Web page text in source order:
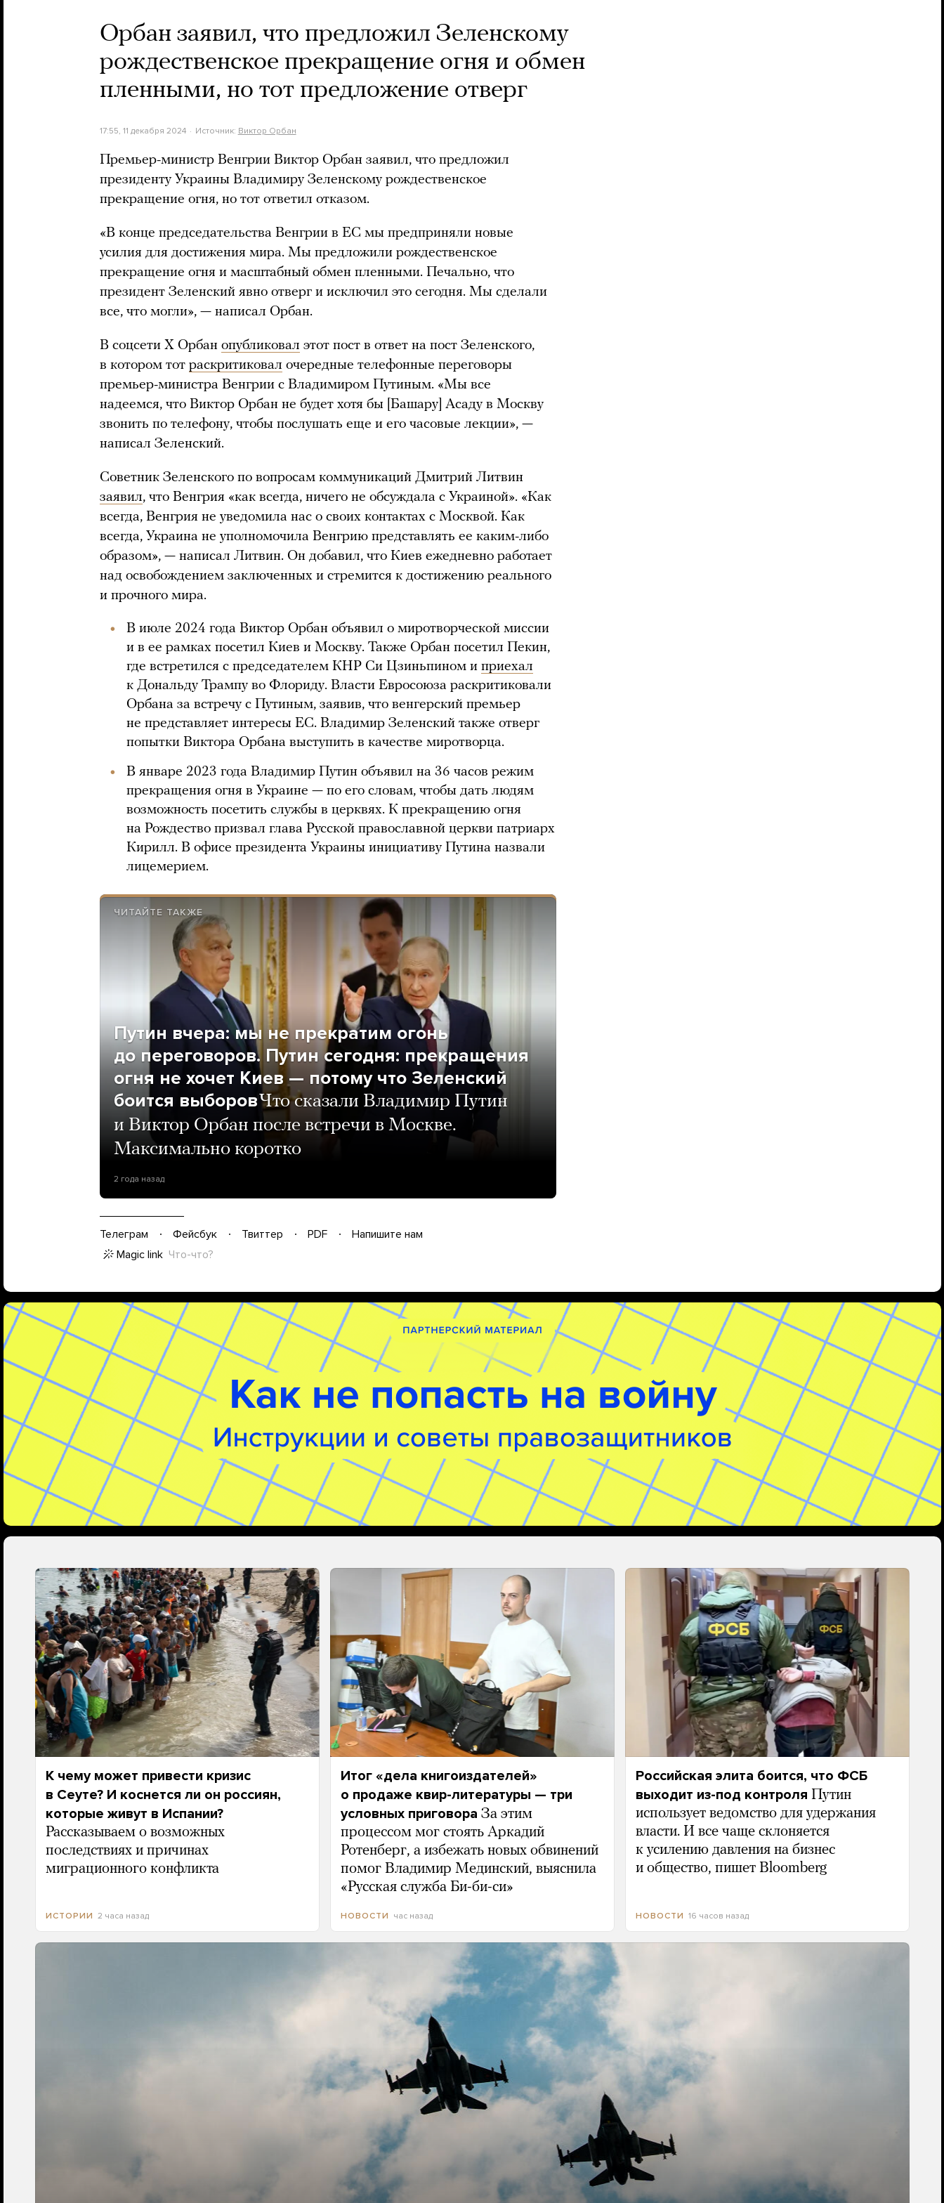
Орбан заявил, что предложил Зеленскому
рождественское прекращение огня и обмен
пленными, но тот предложение отверг
17:55, 11 декабря 2024 Источник: Виктор Орбан
Премьер-министр Венгрии Виктор Орбан заявил, что предложил
президенту Украины Владимиру Зеленскому рождественское
прекращение огня, но тот ответил отказом.
«В конце председательства Венгрии в ЕС мы предприняли новые
усилия для достижения мира. Мы предложили рождественское
прекращение огня и масштабный обмен пленными. Печально, что
президент Зеленский явно отверг и исключил это сегодня. Мы сделали
все, что могли», — написал Орбан.
В соцсети X Орбан опубликовал этот пост в ответ на пост Зеленского,
в котором тот раскритиковал очередные телефонные переговоры
премьер-министра Венгрии с Владимиром Путиным. «Мы все
надеемся, что Виктор Орбан не будет хотя бы [Башару] Асаду в Москву
звонить по телефону, чтобы послушать еще и его часовые лекции», —
написал Зеленский.
Советник Зеленского по вопросам коммуникаций Дмитрий Литвин
заявил, что Венгрия «как всегда, ничего не обсуждала с Украиной». «Как
всегда, Венгрия не уведомила нас о своих контактах с Москвой. Как
всегда, Украина не уполномочила Венгрию представлять ее каким-либо
образом», — написал Литвин. Он добавил, что Киев ежедневно работает
над освобождением заключенных и стремится к достижению реального
и прочного мира.
В июле 2024 года Виктор Орбан объявил о миротворческой миссии
и в ее рамках посетил Киев и Москву. Также Орбан посетил Пекин,
где встретился с председателем КНР Си Цзиньпином и приехал
к Дональду Трампу во Флориду. Власти Евросоюза раскритиковали
Орбана за встречу с Путиным, заявив, что венгерский премьер
не представляет интересы ЕС. Владимир Зеленский также отверг
попытки Виктора Орбана выступить в качестве миротворца.
В январе 2023 года Владимир Путин объявил на 36 часов режим
прекращения огня в Украине — по его словам, чтобы дать людям
возможность посетить службы в церквях. К прекращению огня
на Рождество призвал глава Русской православной церкви патриарх
Кирилл. В офисе президента Украины инициативу Путина назвали
лицемерием.
ЧИТАЙТЕ ТАКЖЕ
Путин вчера: мы не прекратим огонь
до переговоров. Путин сегодня: прекращения
огня не хочет Киев — потому что Зеленский
боится выборовЧто сказали Владимир Путин
и Виктор Орбан после встречи в Москве.
Максимально коротко
2 года назад
Телеграм Фейсбук Твиттер PDF
Напишите нам
Magic link Что-что?
К чему может привести кризис
в Сеуте? И коснется ли он россиян,
которые живут в Испании?
Рассказываем о возможных
последствиях и причинах
миграционного конфликта
ИСТОРИИ 2 часа назад
Итог «дела книгоиздателей»
о продаже квир-литературы — три
условных приговора За этим
процессом мог стоять Аркадий
Ротенберг, а избежать новых обвинений
помог Владимир Мединский, выяснила
«Русская служба Би-би-си»
НОВОСТИ час назад
Российская элита боится, что ФСБ
выходит из-под контроля Путин
использует ведомство для удержания
власти. И все чаще склоняется
к усилению давления на бизнес
и общество, пишет Bloomberg
НОВОСТИ 16 часов назад